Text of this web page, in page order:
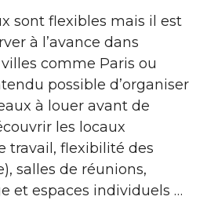
sont flexibles mais il est
à l’avance dans
comme Paris ou
possible d’organiser
à louer avant de
les locaux
travail, flexibilité des
salles de réunions,
et espaces individuels …